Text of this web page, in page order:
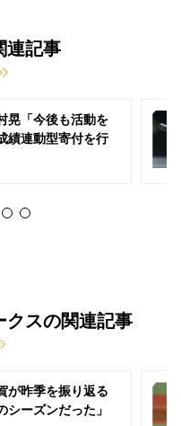
記事
晃「今後も活動を
績連動型寄付を行
クスの関連記事
が昨季を振り返る
シーズンだった」